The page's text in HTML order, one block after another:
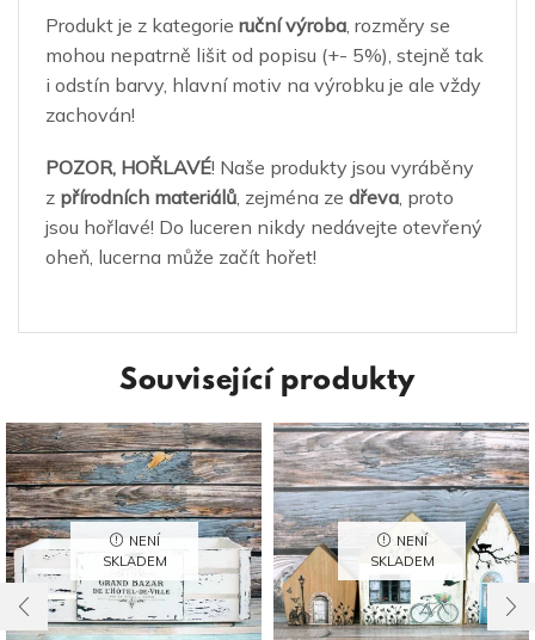
Produkt je z kategorieruční výroba, rozměry se
mohou nepatrně lišit od popisu (+- 5%), stejně tak
i odstín barvy, hlavní motiv na výrobku je ale vždy
zachován!
POZOR, HOŘLAVÉ! Naše produkty jsou vyráběny
z přírodních materiálů , zejména zedřeva , proto
jsou hořlavé! Do luceren nikdy nedávejte otevřený
oheň, lucerna může začít hořet!
Související produkty
NENÍ
SKLADEM
NENÍ
SKLADEM